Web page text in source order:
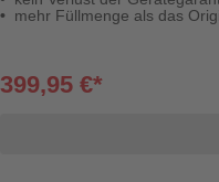
mehr Füllmenge als das
399,95 €*